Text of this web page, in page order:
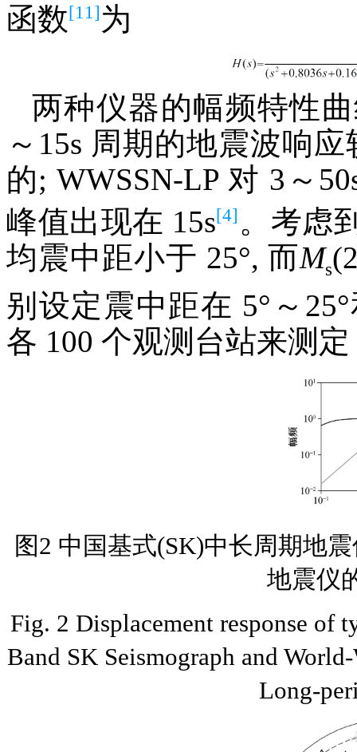
函数[11]为
两种仪器的幅频特性
～15s 周期的地震波响
的; WWSSN-LP 对 3～
峰值出现在 15s[4] 。考虑
均震中距小于 25°, 而Ms
别设定震中距在 5°～
各 100 个观测台站来测定
图2 中国基式(SK)中长周期地
地震仪
Fig. 2 Displacement response of
Band SK Seismograph and
Long-